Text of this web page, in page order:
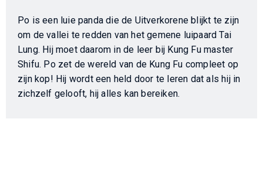
Po is een luie panda die de Uitverkorene blijkt te zijn
om de vallei te redden van het gemene luipaard Tai
Lung. Hij moet daarom in de leer bij Kung Fu master
Shifu. Po zet de wereld van de Kung Fu compleet op
zijn kop! Hij wordt een held door te leren dat als hij in
zichzelf gelooft, hij alles kan bereiken.